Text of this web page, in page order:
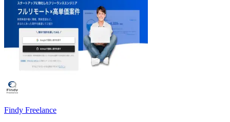
Findy Freelance